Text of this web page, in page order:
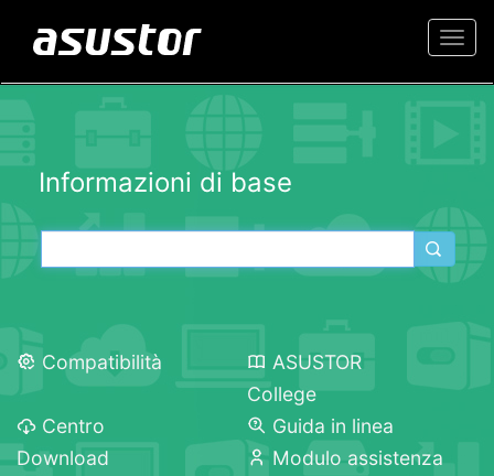
Informazioni di base
Compatibilità
ASUSTOR
College
Centro
Download
Guida in linea
Modulo assistenza